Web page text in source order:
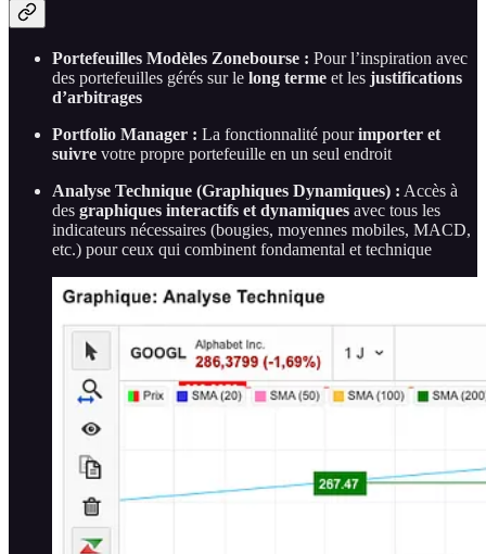
Portefeuilles Modèles Zonebourse : Pour l’inspiration avec
des portefeuilles gérés sur le long terme et les justifications
d’arbitrages
Portfolio Manager : La fonctionnalité pourimporter et
suivre votre propre portefeuille en un seul endroit
Analyse Technique (Graphiques Dynamiques) : Accès à
des graphiques interactifs et dynamiques avec tous les
indicateurs nécessaires (bougies, moyennes mobiles, MACD,
etc.) pour ceux qui combinent fondamental et technique